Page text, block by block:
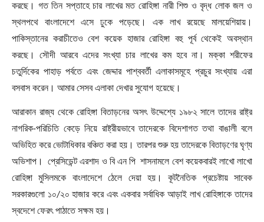
করছে। গত তিন সপ্তাহে চার লাখের মত রোহিঙ্গা নারী শিশু ও বৃদ্ধ লোক জল ও
স্থলপথে বাংলাদেশে এসে ঢুকে পড়েছে। এক লাখ রয়েছে মালয়েশিয়ায়।
পাকিস্তানের করাচীতেও বেশ কয়েক হাজার রোহিঙ্গা বহু পূর্ব থেকেই অবস্থান
করছে। সৌদী আরবে এদের সংখ্যা চার লাখের কম হবে না। মক্কা শরীফের
চতুর্দিকের পাহাড় পর্বতে এবং জেদ্দার পাশ্ববর্তী এলাকাসমূহে প্রচুর সংখ্যায় এরা
বসবাস করেন। আমার সেসব এলাকা দেখার সুযোগ হয়েছে।
আরাকান রাজ্য থেকে রোহিঙ্গা বিতাড়নের অসৎ উদ্দেশ্যে ১৯৮২ সালে তাদের রাষ্ট্র
নাগরিক-পরিচিতি কেড়ে নিয়ে রাষ্ট্রীয়ভাবে তাদেরকে বিদেশাগত তথা বাঙালী বলে
অভিহিত করে ভোটাধিকার বঞ্চিত করা হয়। তারপর শুরু হয় তাদেরকে বিতাড়ণের ঘৃণ্য
অভিশাপ। প্রেসিডেন্ট এরশাদ ও বি এন পি শাসনামলে বেশ কয়েকবারই লাখো লাখো
রোহিঙ্গা মুসিলমকে বাংলাদেশে ঠেলে দেয়া হয়। কূটনৈতিক প্রচেষ্টায় সাবেক
সরকারগুলো ১০/২০ হাজার করে এবং একবার সর্বাধিক আড়াই লাখ রোহিঙ্গাকে তাদের
স্বদেশে ফেরৎ পাঠাতে সক্ষম হয়।